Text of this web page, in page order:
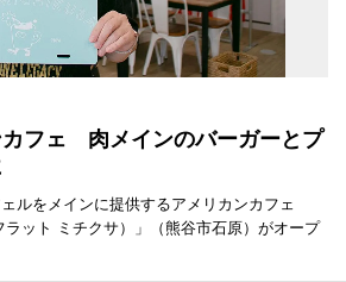
フェ 肉メインのバーガーとプ
ルをメインに提供するアメリカンカフェ
ラット ミチクサ）」（熊谷市石原）がオープ